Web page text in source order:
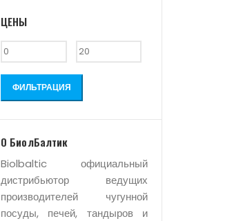
ЦЕНЫ
ФИЛЬТРАЦИЯ
О БиолБалтик
Biolbaltic официальный
дистрибьютор ведущих
производителей чугунной
посуды, печей, тандыров и